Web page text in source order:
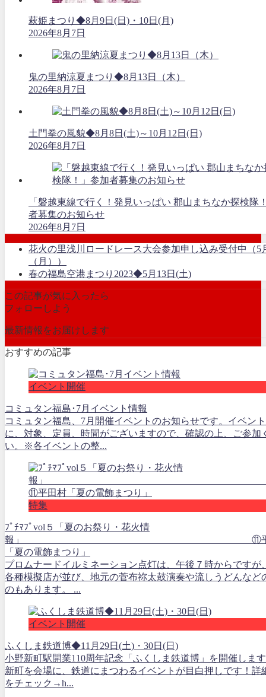
萩姫まつり◆8月9日(日)・10日(月)
2026年8月7日
鬼の里納涼夏まつり◆8月13日（木）
2026年8月7日
土門拳の風貌◆8月8日(土)～10月12日(日)
2026年8月7日
「磐越東線で行く！発見いっぱい 郡山まちなか探検隊
者募集のお知らせ
2026年8月7日
花火の里浅川ロードレース大会参加申し込み受付中（5
（月））
春の福島空港まつり2023◆5月13日(土)
この記事が気に入ったら
フォローしよう
最新情報をお届けします
おすすめの記事
イベント開催
コミュタン福島･7月イベント情報
コミュタン福島、7月開催イベントのお知らせです。イベン
に、対象、定員、時間がございますので、確認の上、ご参加
い。※各イベントの整...
特集
ﾌﾟﾁﾏﾌﾟvol５「夏のお祭り・花火情
報」 ⑪平田
「夏の電飾まつり」
プロムナードイルミネーション点灯は、午後７時からですが
各種模擬店が並び、地元の菅布祢太鼓演奏や流しうどんなど
のもあります。 ...
イベント開催
ふくしま鉄道博◆11月29日(土)・30日(日)
小野新町駅開業110周年記念「ふくしま鉄道博」を開催しま
新町を会場に、鉄道にまつわるイベントが目白押しです！詳
をチェック→h...